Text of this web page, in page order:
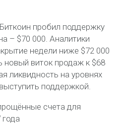
Биткоин пробил поддержку
– $70 000. Аналитики
недели ниже $72 000
виток продаж к $68
ликвидность на уровнях
поддержкой.
счета для